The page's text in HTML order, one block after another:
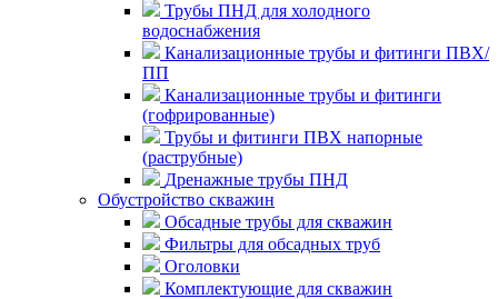
Трубы ПНД для холодного
водоснабжения
Канализационные трубы и фитинги ПВХ/
ПП
Канализационные трубы и фитинги
(гофрированные)
Трубы и фитинги ПВХ напорные
(раструбные)
Дренажные трубы ПНД
Обустройство скважин
Обсадные трубы для скважин
Фильтры для обсадных труб
Оголовки
Комплектующие для скважин